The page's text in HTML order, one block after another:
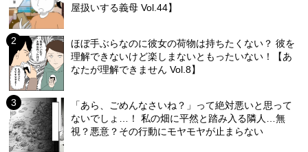
屋扱いする義母 Vol.44】
ほぼ手ぶらなのに彼女の荷物は持ちたくない？ 彼を
理解できないけど楽しまないともったいない！【あ
なたが理解できません Vol.8】
「あら、ごめんなさいね？」って絶対悪いと思って
ないでしょ…！ 私の畑に平然と踏み入る隣人…無
視？悪意？その行動にモヤモヤが止まらない